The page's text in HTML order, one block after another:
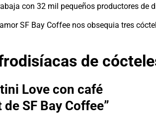
con 32 mil pequeños productores de
SF Bay Coffee nos obsequia tres
de
Love con café
SF Bay Coffee”